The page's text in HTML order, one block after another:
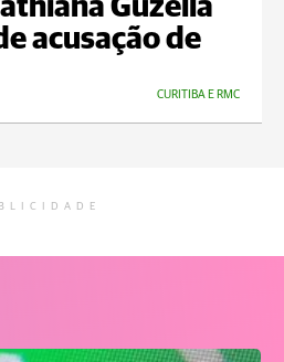
Guzella
acusação de
CURITIBA E RMC